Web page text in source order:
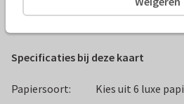
Beterschapskaarten Hans
Specificaties bij deze kaart
Papiersoort: Kies uit 6 luxe